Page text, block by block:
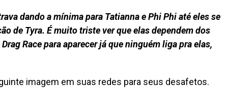
dando a mínima para Tatianna e Phi Phi até eles se
de Tyra. É muito triste ver que elas dependem dos
Race para aparecer já que ninguém liga pra elas,
imagem em suas redes para seus desafetos.